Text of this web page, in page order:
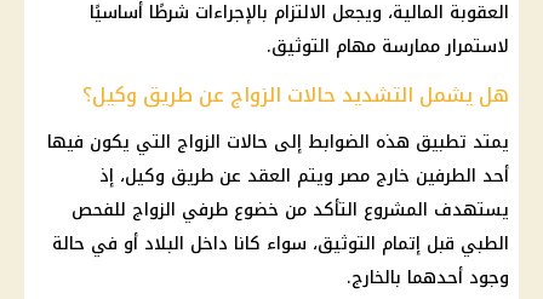
العقوبة المالية، ويجعل الالتزام بالإجراءات شرطًا أساسيًا
لاستمرار ممارسة مهام التوثيق.
هل يشمل التشديد حالات الزواج عن طريق وكيل؟
يمتد تطبيق هذه الضوابط إلى حالات الزواج التي يكون فيها
أحد الطرفين خارج مصر ويتم العقد عن طريق وكيل، إذ
يستهدف المشروع التأكد من خضوع طرفي الزواج للفحص
الطبي قبل إتمام التوثيق، سواء كانا داخل البلاد أو في حالة
وجود أحدهما بالخارج.